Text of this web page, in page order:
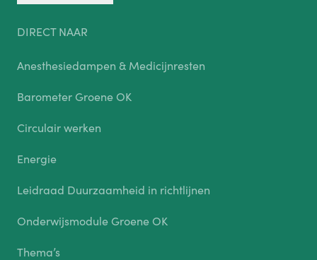
DIRECT NAAR
Anesthesiedampen & Medicijnresten
Barometer Groene OK
Circulair werken
Energie
Leidraad Duurzaamheid in richtlijnen
Onderwijsmodule Groene OK
Thema’s